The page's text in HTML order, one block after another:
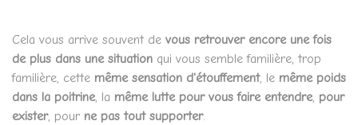
Cela vous arrive souvent de vous retrouver encore une fois
de plus dans une situation qui vous semble familière, trop
familière, cette même sensation d'étouffement, le même poids
dans la poitrine, la même lutte pour vous faire entendre, pour
exister, pour ne pas tout supporter.